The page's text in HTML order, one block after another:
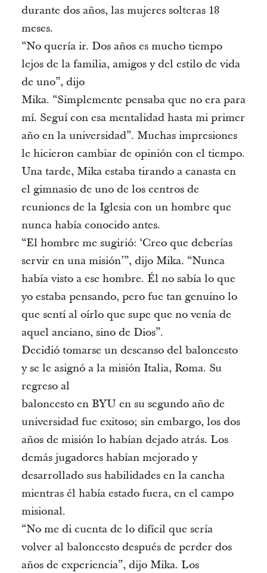
durante dos años, las mujeres solteras 18
meses.
“No quería ir. Dos años es mucho tiempo
lejos de la familia, amigos y del estilo de vida
de uno”, dijo
Mika. “Simplemente pensaba que no era para
mí. Seguí con esa mentalidad hasta mi primer
año en la universidad”. Muchas impresiones
le hicieron cambiar de opinión con el tiempo.
Una tarde, Mika estaba tirando a canasta en
el gimnasio de uno de los centros de
reuniones de la Iglesia con un hombre que
nunca había conocido antes.
“El hombre me sugirió: ‘Creo que deberías
servir en una misión’”, dijo Mika. “Nunca
había visto a ese hombre. Él no sabía lo que
yo estaba pensando, pero fue tan genuino lo
que sentí al oírlo que supe que no venía de
aquel anciano, sino de Dios”.
Decidió tomarse un descanso del baloncesto
y se le asignó a la misión Italia, Roma. Su
regreso al
baloncesto en BYU en su segundo año de
universidad fue exitoso; sin embargo, los dos
años de misión lo habían dejado atrás. Los
demás jugadores habían mejorado y
desarrollado sus habilidades en la cancha
mientras él había estado fuera, en el campo
misional.
“No me di cuenta de lo difícil que sería
volver al baloncesto después de perder dos
años de experiencia”, dijo Mika. Los